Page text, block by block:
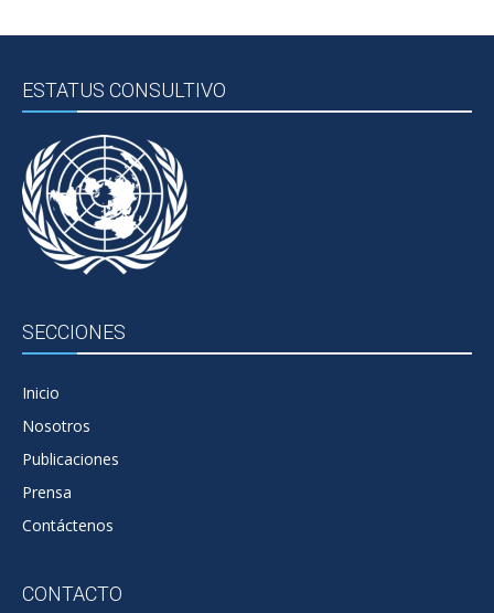
ESTATUS CONSULTIVO
SECCIONES
Inicio
Nosotros
Publicaciones
Prensa
Contáctenos
CONTACTO